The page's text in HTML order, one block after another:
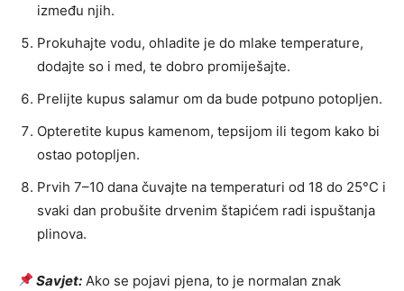
između njih.
Prokuhajte vodu, ohladite je do mlake temperature,
dodajte so i med, te dobro promiješajte.
Prelijte kupus salamur om da bude potpuno potopljen.
Opteretite kupus kamenom, tepsijom ili tegom kako bi
ostao potopljen.
Prvih 7–10 dana čuvajte na temperaturi od 18 do 25°C i
svaki dan probušite drvenim štapićem radi ispuštanja
plinova.
Savjet: Ako se pojavi pjena, to je normalan znak